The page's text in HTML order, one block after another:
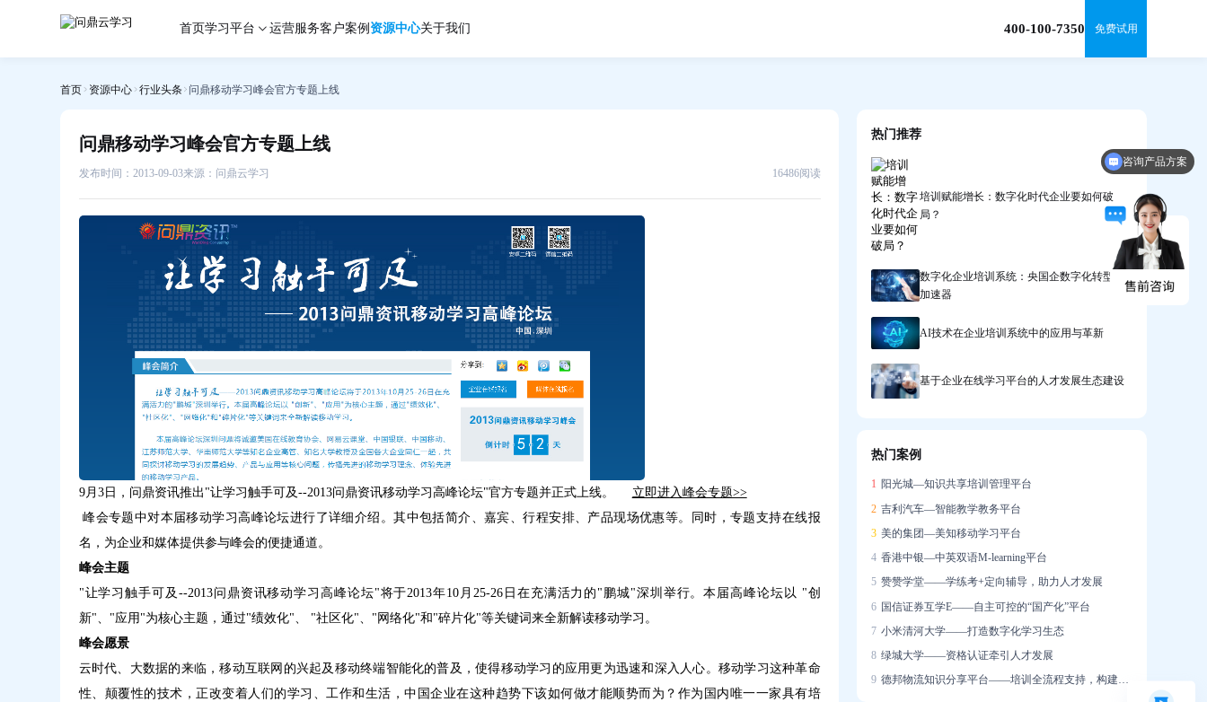
首页学习平台 运营服务客户案例 资源中心关于我们 400-100-7350 免费试用
首页 资源中心 行业头条 问鼎移动学习峰会官方专题上线
问鼎移动学习峰会官方专题上线
发布时间：2013-09-03来源：问鼎云学习 16486阅读
9月3日，问鼎资讯推出"让学习触手可及--2013问鼎资讯移动学习高峰论坛"官方专题并正式上线。 立即进入峰会专题>>
峰会专题中对本届移动学习高峰论坛进行了详细介绍。其中包括简介、嘉宾、行程安排、产品现场优惠等。同时，专题支持在线报
名，为企业和媒体提供参与峰会的便捷通道。
峰会主题
"让学习触手可及--2013问鼎资讯移动学习高峰论坛"将于2013年10月25-26日在充满活力的"鹏城"深圳举行。本届高峰论坛以 "创
新"、"应用"为核心主题，通过"绩效化"、 "社区化"、"网络化"和"碎片化"等关键词来全新解读移动学习。
峰会愿景
云时代、大数据的来临，移动互联网的兴起及移动终端智能化的普及，使得移动学习的应用更为迅速和深入人心。移动学习这种革命
性、颠覆性的技术，正改变着人们的学习、工作和生活，中国企业在这种趋势下该如何做才能顺势而为？作为国内唯一一家具有培
热门推荐
培训赋能增长：数字化时代企业要如何破
局？
数字化企业培训系统：央国企数字化转型的
加速器
AI技术在企业培训系统中的应用与革新
基于企业在线学习平台的人才发展生态建设
热门案例
1 阳光城—知识共享培训管理平台
2 吉利汽车—智能教学教务平台
3 美的集团—美知移动学习平台
4 香港中银—中英双语M-learning平台
5 赞赞学堂——学练考+定向辅导，助力人才发展
6 国信证券互学E——自主可控的“国产化”平台
7 小米清河大学——打造数字化学习生态
8 绿城大学——资格认证牵引人才发展
9 德邦物流知识分享平台——培训全流程支持，构建学习社区
咨询产品方案